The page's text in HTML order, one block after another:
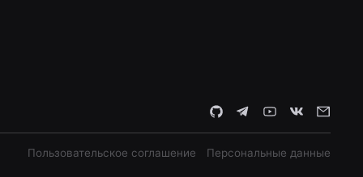
Пользовательское соглашение Персональные данные